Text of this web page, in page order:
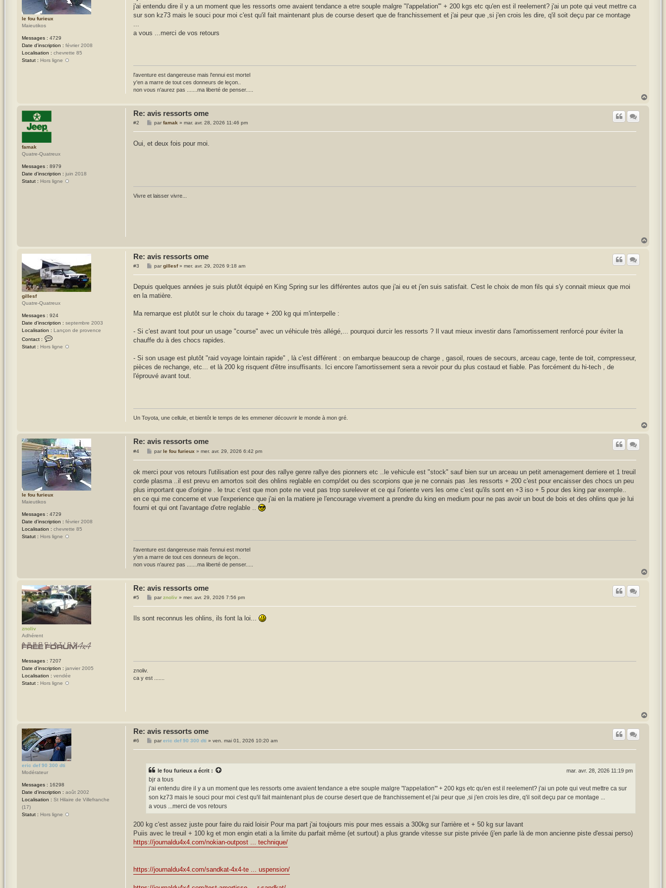
le fou furieux
Maieutikos
Messages : 4729
Date d’inscription : février 2008
Localisation : chevrette 85
Statut : Hors ligne
g
j'ai entendu dire il y a un moment que les ressorts ome avaient tendance a etre souple malgre "l'appelation'" + 200 kgs etc qu'en est il reelement? j'ai un pote qui veut mettre ca
sur son kz73 mais le souci pour moi c'est qu'il fait maintenant plus de course desert que de franchissement et j'ai peur que ,si j'en crois les dire, q'il soit deçu par ce montage
a vous ...merci de vos retours
l'aventure est dangereuse mais l'ennui est mortel
y'en a marre de tout ces donneurs de leçon..
non vous n'aurez pas .......ma liberté de penser.....
famak
Quatre-Quatreux
Messages : 8979
Date d’inscription : juin 2018
Statut : Hors ligne
Re: avis ressorts ome
#2
M
a
parfamak »mar. avr. 28, 2026 11:46 pm
Oui, et deux fois pour moi.
Vivre et laisser vivre...
gillesf
Quatre-Quatreux
Messages : 924
Date d’inscription : septembre 2003
Localisation : Lançon de provence
Contact :
o
s
f
Statut : Hors ligne
Re: avis ressorts ome
#3
M
a
g
pargillesf»mer. avr. 29, 2026 9:18 am
Depuis quelques années je suis plutôt équipé en King Spring sur les différentes autos que j'ai eu et j'en suis satisfait. C'est le choix de mon fils qui s'y connait mieux que moi
en la matière.
Ma remarque est plutôt sur le choix du tarage + 200 kg qui m'interpelle :
- Si c'est avant tout pour un usage "course" avec un véhicule très allégé,... pourquoi durcir les ressorts ? Il vaut mieux investir dans l'amortissement renforcé pour éviter la
chauffe du à des chocs rapides.
- Si son usage est plutôt "raid voyage lointain rapide" , là c'est différent : on embarque beaucoup de charge , gasoil, roues de secours, arceau cage, tente de toit, compresseur,
pièces de rechange, etc... et là 200 kg risquent d'être insuffisants. Ici encore l'amortissement sera a revoir pour du plus costaud et fiable. Pas forcément du hi-tech , de
l'éprouvé avant tout.
Un Toyota, une cellule, et bientôt le temps de les emmener découvrir le monde à mon gré.
le fou furieux
Maieutikos
Messages : 4729
Date d’inscription : février 2008
Localisation : chevrette 85
Statut : Hors ligne
Re: avis ressorts ome
#4
M
a
g
parle fou furieux »mer. avr. 29, 2026 6:42 pm
ok merci pour vos retours l'utilisation est pour des rallye genre rallye des pionners etc ..le vehicule est "stock" sauf bien sur un arceau un petit amenagement derriere et 1 treuil
corde plasma ..il est prevu en amortos soit des ohlins reglable en comp/det ou des scorpions que je ne connais pas .les ressorts + 200 c'est pour encaisser des chocs un peu
plus important que d'origine . le truc c'est que mon pote ne veut pas trop surelever et ce qui l'oriente vers les ome c'est qu'ils sont en +3 iso + 5 pour des king par exemple..
en ce qui me concerne et vue l'experience que j'ai en la matiere je l'encourage vivement a prendre du king en medium pour ne pas avoir un bout de bois et des ohlins que je lui
fourni et qui ont l'avantage d'etre reglable ..
l'aventure est dangereuse mais l'ennui est mortel
y'en a marre de tout ces donneurs de leçon..
non vous n'aurez pas .......ma liberté de penser.....
znoliv
Adhérent
Messages : 7207
Date d’inscription : janvier 2005
Localisation : vendée
Statut : Hors ligne
Re: avis ressorts ome
#5
M
a
parznoliv »mer. avr. 29, 2026 7:56 pm
Ils sont reconnus les ohlins, ils font la loi...
znoliv.
ca y est .......
eric def 90 300 dti
Modérateur
Messages : 16298
Date d’inscription : août 2002
Localisation : St Hilaire de Villefranche
(17)
Statut : Hors ligne
Re: avis ressorts ome
#6
M
a
g
pareric def 90 300 dti »ven. mai 01, 2026 10:20 am
le fou furieuxa écrit : mar. avr. 28, 2026 11:19 pm
bjr a tous
j'ai entendu dire il y a un moment que les ressorts ome avaient tendance a etre souple malgre "l'appelation'" + 200 kgs etc qu'en est il reelement? j'ai un pote qui veut mettre ca sur
son kz73 mais le souci pour moi c'est qu'il fait maintenant plus de course desert que de franchissement et j'ai peur que ,si j'en crois les dire, q'il soit deçu par ce montage ...
a vous ...merci de vos retours
200 kg c'est assez juste pour faire du raid loisir Pour ma part j'ai toujours mis pour mes essais a 300kg sur l'arrière et + 50 kg sur lavant
Puiis avec le treuil + 100 kg et mon engin etati a la limite du parfait même (et surtout) a plus grande vitesse sur piste privée (j'en parle là de mon ancienne piste d'essai perso)
https://journaldu4x4.com/nokian-outpost ... technique/
https://journaldu4x4.com/sandkat-4x4-te ... uspension/